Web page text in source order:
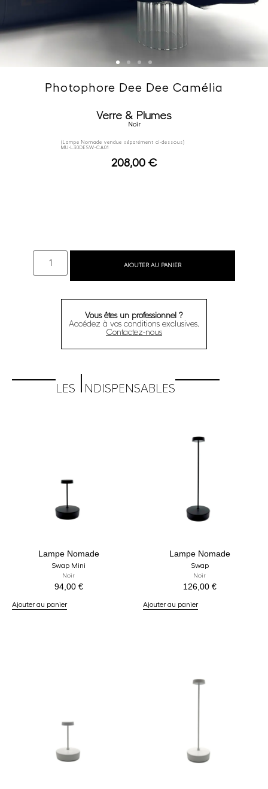
Photophore Dee Dee Camélia
Verre & Plumes
Noir
(Lampe Nomade vendue séparément ci-dessous)
MU-L30DESW-CA01
208,00 €
AJOUTER AU PANIER
Vous êtes un professionnel ?
Accédez à vos conditions exclusives.
Contactez-nous
LES NDISPENSABLES
Lampe Nomade
Swap Mini
Noir
94,00 €
Ajouter au panier
Lampe Nomade
Swap
Noir
126,00 €
Ajouter au panier